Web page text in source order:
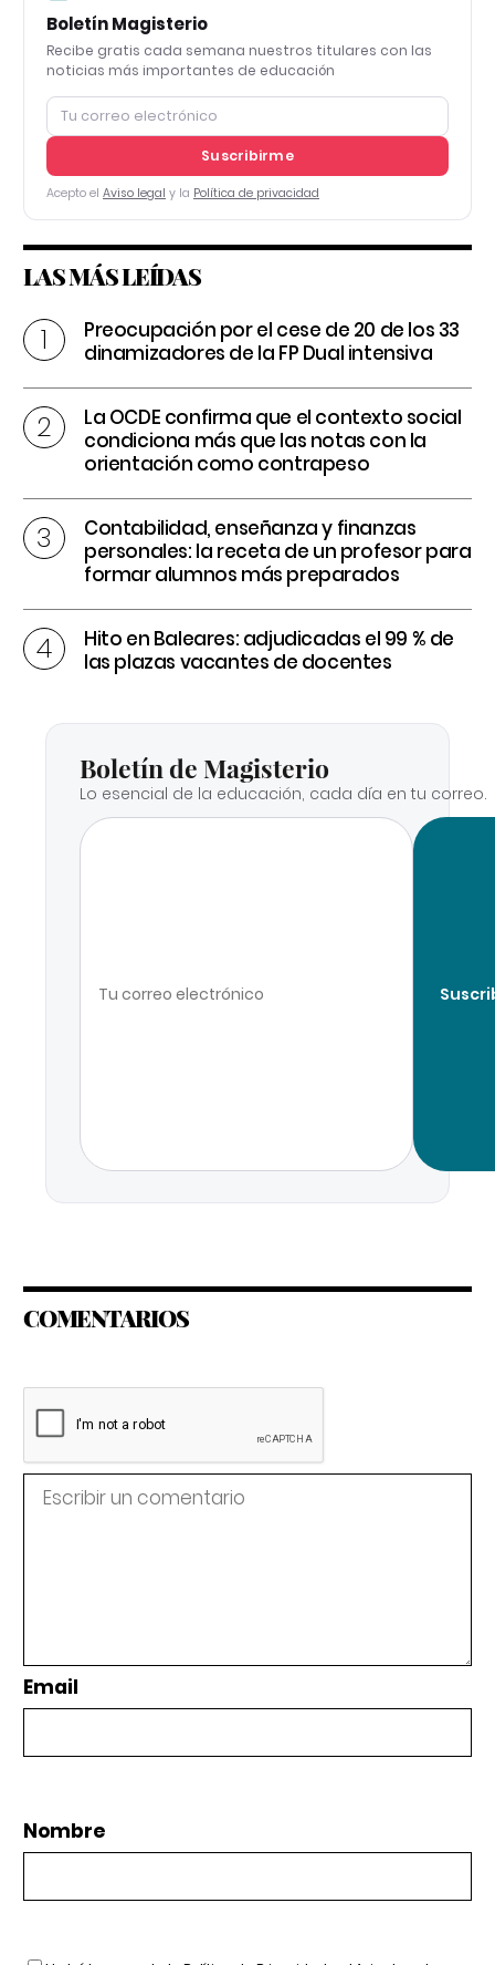
Boletín Magisterio
Recibe gratis cada semana nuestros titulares con las
noticias más importantes de educación
Suscribirme
Acepto el Aviso legal y la Política de privacidad
LAS MÁS LEÍDAS
Preocupación por el cese de 20 de los 33
dinamizadores de la FP Dual intensiva
La OCDE confirma que el contexto social
condiciona más que las notas con la
orientación como contrapeso
Contabilidad, enseñanza y finanzas
personales: la receta de un profesor para
formar alumnos más preparados
Hito en Baleares: adjudicadas el 99 % de
las plazas vacantes de docentes
Boletín de Magisterio
Lo esencial de la educación, cada día en tu correo.
COMENTARIOS
Email
Nombre